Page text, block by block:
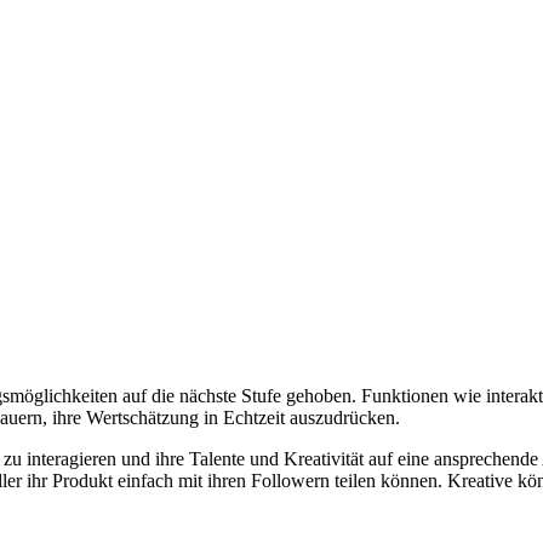
auf die nächste Stufe gehoben. Funktionen wie
ihre Wertschätzung in Echtzeit auszudrücken.
interagieren und ihre Talente und Kreativität auf eine
ihr Produkt einfach mit ihren Followern teilen können. Kreative